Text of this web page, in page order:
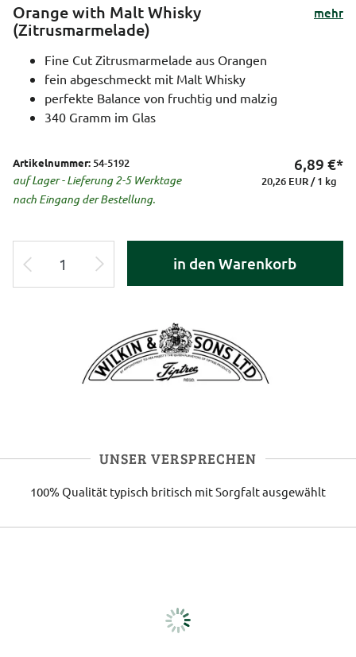
Orange with Malt Whisky
(Zitrusmarmelade)
mehr
Fine Cut Zitrusmarmelade aus Orangen
fein abgeschmeckt mit Malt Whisky
perfekte Balance von fruchtig und malzig
340 Gramm im Glas
Artikelnummer: 54-5192
auf Lager - Lieferung 2-5 Werktage
nach Eingang der Bestellung.
6,89 €*
20,26 EUR / 1 kg
in den Warenkorb
UNSER VERSPRECHEN
100% Qualität typisch britisch mit Sorgfalt ausgewählt